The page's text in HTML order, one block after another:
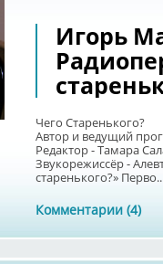
Игорь
Чего Старенького?
Автор и ведущий
Редактор - Тамара
Звукорежиссёр -
старенького?»
Комментарии (4)